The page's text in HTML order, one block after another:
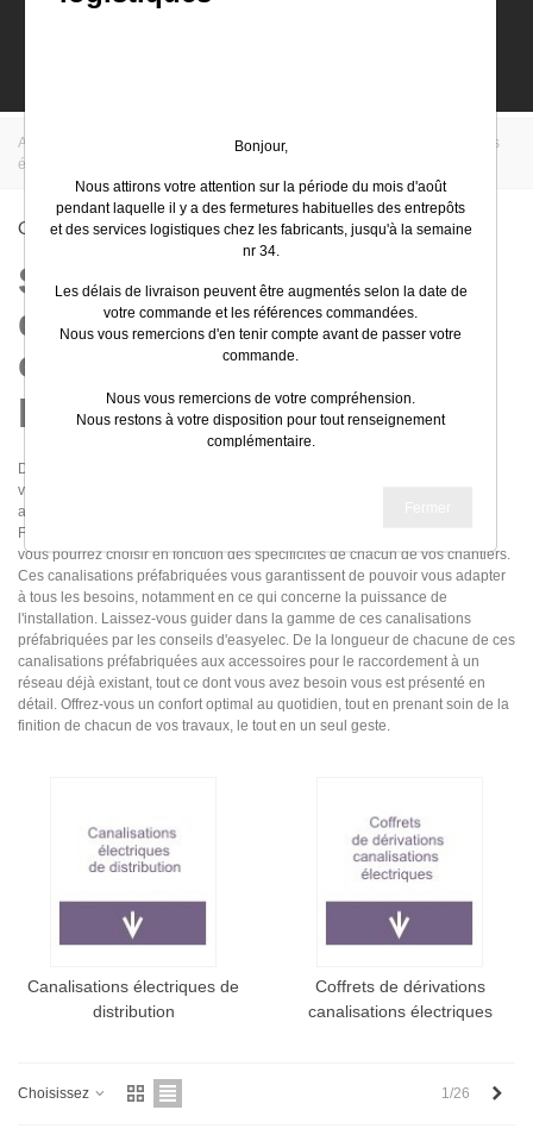
Accueil Schneider Electric
Canalisations
électriques préfabriquées
Canalisations Électriques Préfabriquées
Simplifiez-vous le
quotidien avec les
canalisations
préfabriquées
De la pose de prises ou de lignes pour l'éclairage à la finition des travaux,
vous cherchez toujours à satisfaire les attentes de vos clients, tout en leur
assurant une installation électrique conforme aux normes en vigueur.
Facilitez-vous la tâche en découvrant les canalisations préfabriquées, que
vous pourrez choisir en fonction des spécificités de chacun de vos chantiers.
Ces canalisations préfabriquées vous garantissent de pouvoir vous adapter
à tous les besoins, notamment en ce qui concerne la puissance de
l'installation. Laissez-vous guider dans la gamme de ces canalisations
préfabriquées par les conseils d'easyelec. De la longueur de chacune de ces
canalisations préfabriquées aux accessoires pour le raccordement à un
réseau déjà existant, tout ce dont vous avez besoin vous est présenté en
détail. Offrez-vous un confort optimal au quotidien, tout en prenant soin de la
finition de chacun de vos travaux, le tout en un seul geste.
Canalisations électriques de
distribution
Coffrets de dérivations
canalisations électriques
Choisissez 1/26
Bonjour,
Nous attirons votre attention sur la période du mois d'août
pendant laquelle il y a des fermetures habituelles des entrepôts
et des services logistiques chez les fabricants, jusqu'à la semaine
nr 34.
Les délais de livraison peuvent être augmentés selon la date de
votre commande et les références commandées.
Nous vous remercions d'en tenir compte avant de passer votre
commande.
Nous vous remercions de votre compréhension.
Nous restons à votre disposition pour tout renseignement
complémentaire.